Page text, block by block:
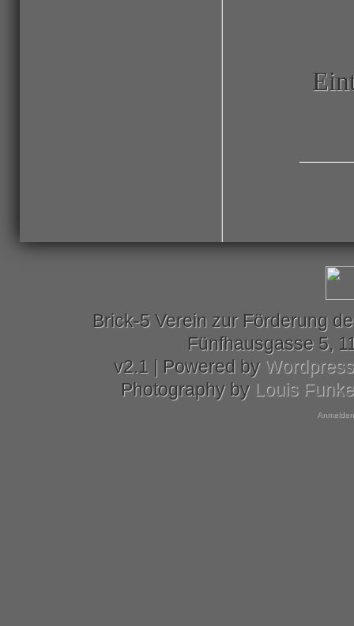
Brick-5 Verein zur Förderung
Fünfhausgasse 5,
v2.1 | Powered by Wordpress
Photography by Louis Funke
Anmelden